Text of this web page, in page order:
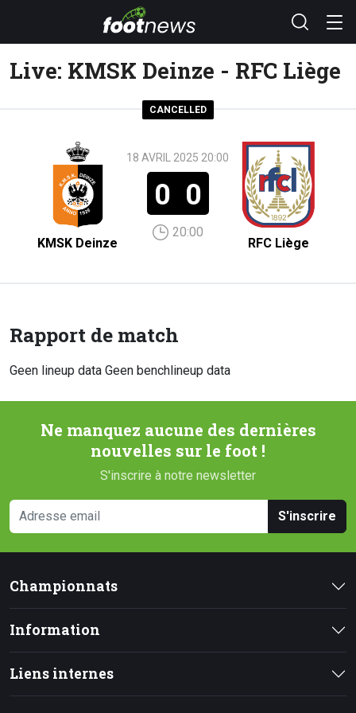
Live: KMSK Deinze - RFC Liège
CANCELLED
KMSK Deinze
18 AVRIL 2025 20:00
0 0
20:00
RFC Liège
Rapport de match
Geen lineup data Geen benchlineup data
Ne manquez aucune des dernières
nouvelles sur le foot !
S'inscrire à notre newsletter
S'inscrire
Championnats
Information
Liens internes